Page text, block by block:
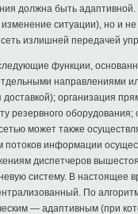
должна быть
ситуации), но и
сеть излишней передачей
функции,
направлениями
организация
резервного
может также
информации
диспетчеров
систему. В
По
— адаптивным (при